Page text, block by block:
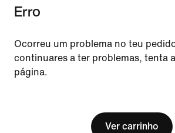
Erro
Ocorreu um problema no teu
continuares a ter problemas, tenta
página.
Ver carrinho
Termos de Utilização
Termos de Venda
Detalhes da empresa